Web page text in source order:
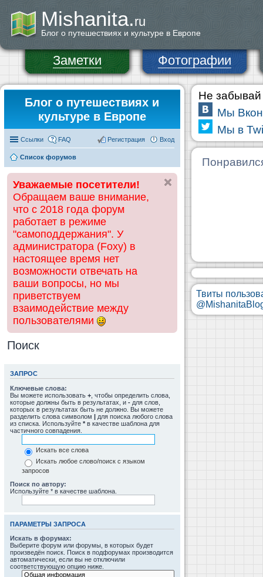
Mishanita.ru
Блог о путешествиях и культуре в Европе
Заметки Фотографии
Блог о путешествиях и
культуре в Европе
Ссылки FAQ Вход
Регистрация
Список форумов
Уважаемые посетители!
Обращаем ваше внимание,
что с 2018 года форум
работает в режиме
"самоподдержания". У
администратора (Foxy) в
настоящее время нет
возможности отвечать на
ваши вопросы, но мы
приветствуем
взаимодействие между
пользователями
Поиск
ЗАПРОС
Ключевые слова:
Вы можете использовать + , чтобы определить слова,
которые должны быть в результатах, и - для слов,
которых в результатах быть не должно. Вы можете
разделить слова символом | для поиска любого слова
из списка. Используйте * в качестве шаблона для
частичного совпадения.
Искать все слова
Искать любое слово/поиск с языком
запросов
Поиск по автору:
Используйте * в качестве шаблона.
ПАРАМЕТРЫ ЗАПРОСА
Искать в форумах:
Выберите форум или форумы, в которых будет
произведён поиск. Поиск в подфорумах производится
автоматически, если вы не отключили
соответствующую опцию ниже.
Не забывай
Мы
Мы в
Твиты